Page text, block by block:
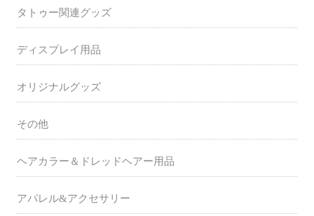
タトゥー関連グッズ
ディスプレイ用品
オリジナルグッズ
その他
ヘアカラー＆ドレッドヘアー用品
アパレル&アクセサリー